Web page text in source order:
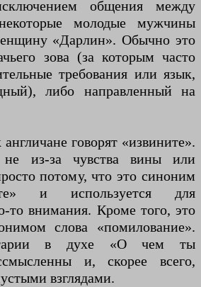
общения между
молодые мужчины
«Дарлин». Обычно это
зова (за которым часто
требования или язык,
либо направленный на
говорят «извините».
не из-за чувства вины или
потому, что это синоним
и используется для
то внимания. Кроме того, это
слова «помилование».
в духе «О чем ты
и, скорее всего,
взглядами.